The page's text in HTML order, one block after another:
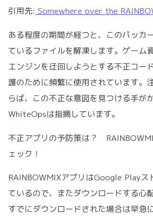
引用先: Somewhere over the
ある程度の期間が経つと、このパッカ
ているファイルを解凍します。ゲーム
エンジンを迂回しようとする不正コー
護のために頻繁に使用されています。
らば、この不正な意図を見つける手が
WhiteOpsは指摘しています。
不正アプリの予防策は？
ェック！
RAINBOWMIXアプリはGoogle Playス
ているので、またダウンロードする心
すでにダウンロードされた場合は早急